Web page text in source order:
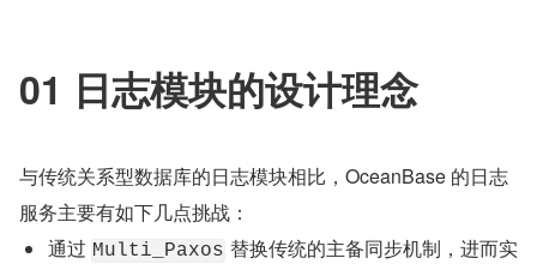
01 日志模块的设计理念
与传统关系型数据库的日志模块相比，OceanBase 的日志
服务主要有如下几点挑战：
通过 Multi_Paxos 替换传统的主备同步机制，进而实